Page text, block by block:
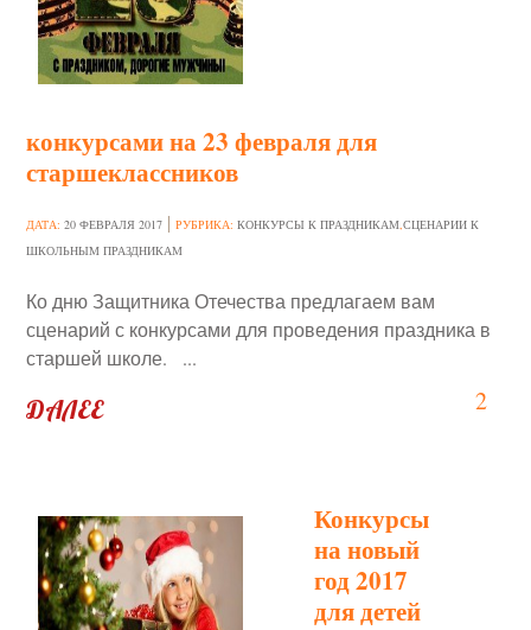
конкурсами на 23 февраля для
старшеклассников
ДАТА:20 ФЕВРАЛЯ 2017 РУБРИКА:КОНКУРСЫ К ПРАЗДНИКАМ,СЦЕНАРИИ К
ШКОЛЬНЫМ ПРАЗДНИКАМ
2
Ко дню Защитника Отечества предлагаем вам
сценарий с конкурсами для проведения праздника в
старшей школе. ...
ДАЛЕЕ
Конкурсы
на новый
год 2017
для детей